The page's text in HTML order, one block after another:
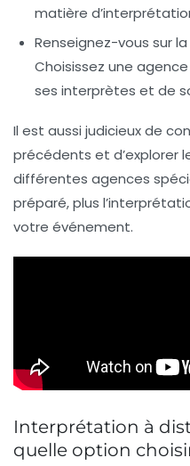
matière
Renseignez-vous sur
Choisissez une
ses interprètes et de
Il est aussi judicieux de
précédents et d’explorer
différentes agences
préparé, plus
votre événement.
Interprétation à
quelle option